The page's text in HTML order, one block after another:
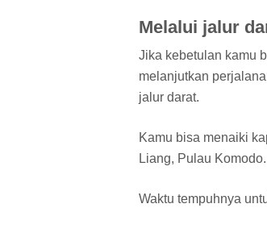
Melalui jalur
Jika kebetulan kamu
melanjutkan
jalur darat.
Kamu bisa menaiki
Liang, Pulau Komodo.
Waktu tempuhnya